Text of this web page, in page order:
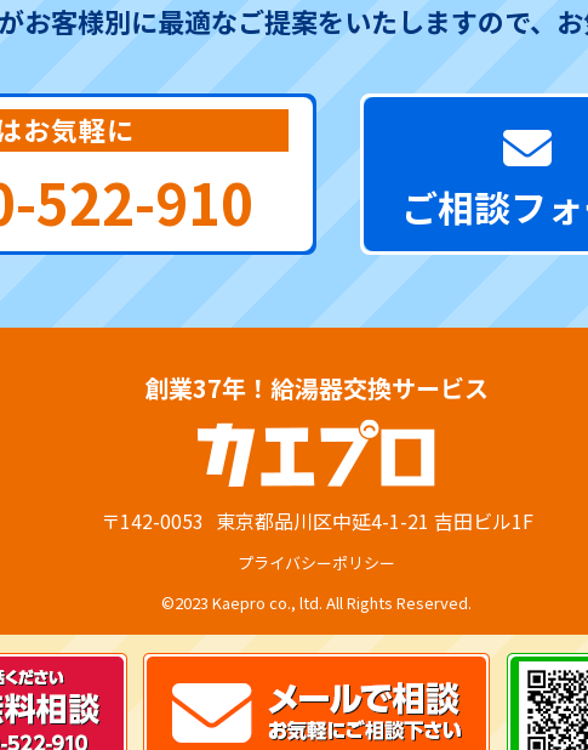
お客様別に最適なご提案をいたしますので、お
お気軽に
522-910 ご相談フ
創業37年！給湯器交換サービス
〒142-0053 東京都品川区中延4-1-21 吉田ビル1F
プライバシーポリシー
©2023 Kaepro co., ltd. All Rights Reserved.